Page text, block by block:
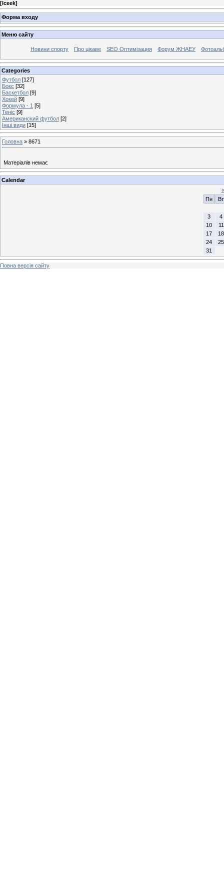
[Iceek]
Форма входу
Меню сайту
Новини спорту Про цікаве SEO Оптимізация Форум ЖНАЕУ
Categories
Футбол [127]
Бокс [32]
Баскетбол [9]
Хокей [9]
Формула - 1 [5]
Теніс [9]
Американский футбол [2]
Інші види [15]
Головна » 8671
Матеріалів немає
Calendar
«
Пн
Вт
3
4
10
11
17
18
24
25
31
Повна версія сайту